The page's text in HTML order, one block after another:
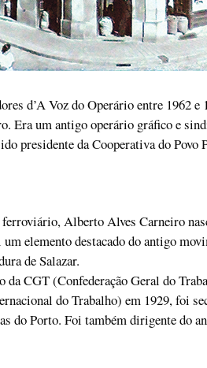
d’A Voz do Operário entre 1962 e
Era um antigo operário gráfico e
presidente da Cooperativa do Povo
Alberto Alves Carneiro
elemento destacado do antigo
de Salazar.
da CGT (Confederação Geral do
do Trabalho) em 1929, foi
do Porto. Foi também dirigente do